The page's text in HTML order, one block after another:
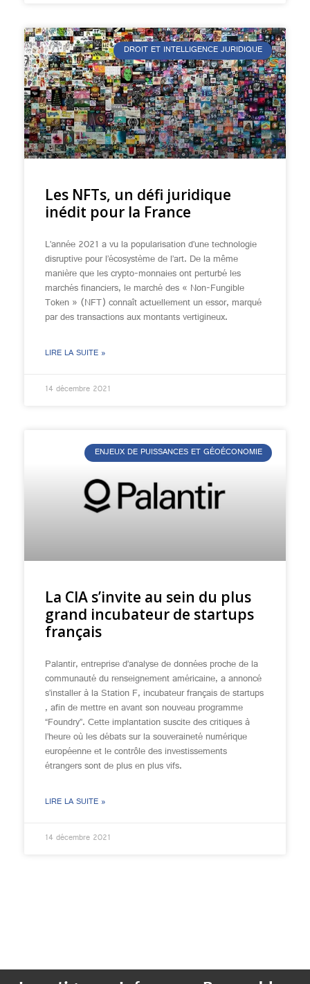
DROIT ET INTELLIGENCE JURIDIQUE
Les NFTs, un défi juridique
inédit pour la France
L’année 2021 a vu la popularisation d’une technologie
disruptive pour l’écosystème de l’art. De la même
manière que les crypto-monnaies ont perturbé les
marchés financiers, le marché des « Non-Fungible
Token » (NFT) connaît actuellement un essor, marqué
par des transactions aux montants vertigineux.
LIRE LA SUITE »
14 décembre 2021
ENJEUX DE PUISSANCES ET GÉOÉCONOMIE
La CIA s’invite au sein du plus
grand incubateur de startups
français
Palantir, entreprise d’analyse de données proche de la
communauté du renseignement américaine, a annoncé
s’installer à la Station F, incubateur français de startups
, afin de mettre en avant son nouveau programme
“Foundry”. Cette implantation suscite des critiques à
l’heure où les débats sur la souveraineté numérique
européenne et le contrôle des investissements
étrangers sont de plus en plus vifs.
LIRE LA SUITE »
14 décembre 2021